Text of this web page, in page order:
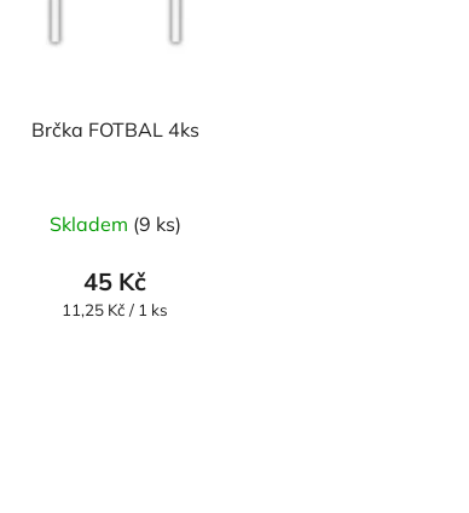
Brčka FOTBAL 4ks
Skladem (9 ks)
45 Kč
Měrná
11,25 Kč / 1 ks